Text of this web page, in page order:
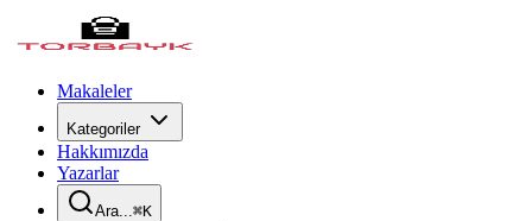
Makaleler
Kategoriler
Hakkımızda
Yazarlar
Ara...⌘K